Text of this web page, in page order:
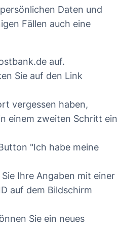
Daten und
Fällen auch eine
auf.
Sie auf den Link
vergessen haben,
einem zweiten Schritt ein
"Ich habe meine
Ihre Angaben mit einer
auf dem Bildschirm
Sie ein neues